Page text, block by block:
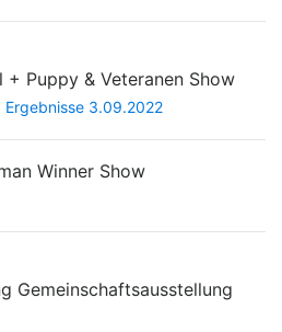
Puppy & Veteranen Show
Ergebnisse 3.09.2022
Winner Show
Gemeinschaftsausstellung